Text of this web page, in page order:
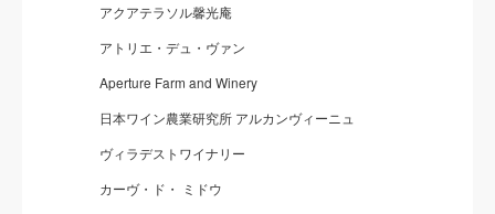
アクアテラソル馨光庵
アトリエ・デュ・ヴァン
Aperture Farm and Winery
日本ワイン農業研究所 アルカンヴィーニュ
ヴィラデストワイナリー
カーヴ・ド・ ミドウ